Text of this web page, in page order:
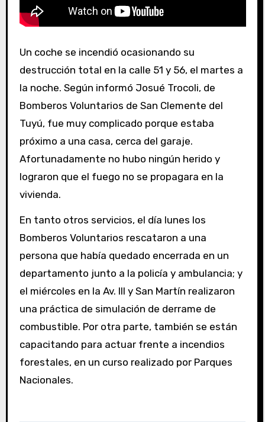
Un coche se incendió ocasionando su
destrucción total en la calle 51 y 56, el martes a
la noche. Según informó Josué Trocoli, de
Bomberos Voluntarios de San Clemente del
Tuyú, fue muy complicado porque estaba
próximo a una casa, cerca del garaje.
Afortunadamente no hubo ningún herido y
lograron que el fuego no se propagara en la
vivienda.
En tanto otros servicios, el día lunes los
Bomberos Voluntarios rescataron a una
persona que había quedado encerrada en un
departamento junto a la policía y ambulancia; y
el miércoles en la Av. III y San Martín realizaron
una práctica de simulación de derrame de
combustible. Por otra parte, también se están
capacitando para actuar frente a incendios
forestales, en un curso realizado por Parques
Nacionales.